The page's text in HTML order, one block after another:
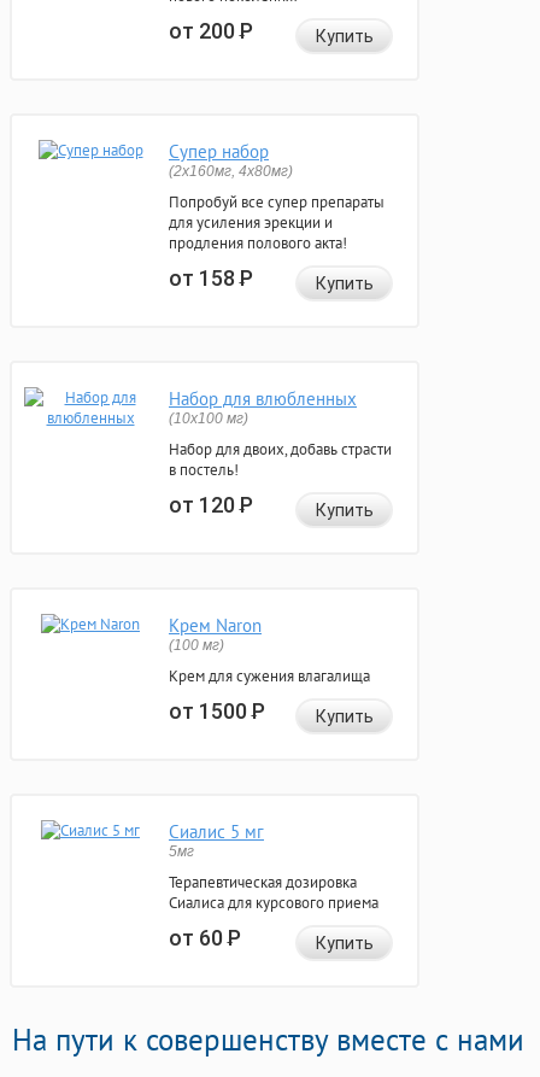
от 200Р Купить
Супер набор
(2х160мг, 4х80мг)
Попробуй все супер препараты
для усиления эрекции и
продления полового акта!
от 158Р Купить
Набор для влюбленных
(10х100 мг)
Набор для двоих, добавь страсти
в постель!
от 120Р Купить
Крем Naron
(100 мг)
Крем для сужения влагалища
от 1500Р Купить
Сиалис 5 мг
5мг
Терапевтическая дозировка
Сиалиса для курсового приема
от 60Р Купить
На пути к совершенству вместе с нами